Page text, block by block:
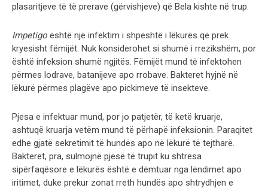
plasaritjeve të të prerave (gërvishjeve) që Bela kishte në trup.
Impetigo është një infektim i shpeshtë i lëkurës që prek
kryesisht fëmijët. Nuk konsiderohet si shumë i rrezikshëm, por
është infeksion shumë ngjitës. Fëmijët mund të infektohen
përmes lodrave, batanijeve apo rrobave. Bakteret hyjnë në
lëkurë përmes plagëve apo pickimeve të insekteve.
Pjesa e infektuar mund, por jo patjetër, të ketë kruarje,
ashtuqë kruarja vetëm mund të përhapë infeksionin. Paraqitet
edhe gjatë sekretimit të hundës apo në lëkurë të tejtharë.
Bakteret, pra, sulmojnë pjesë të trupit ku shtresa
sipërfaqësore e lëkurës është e dëmtuar nga lëndimet apo
iritimet, duke prekur zonat rreth hundës apo shtrydhjen e